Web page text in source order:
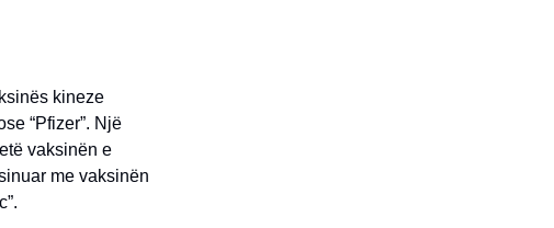
kineze
“Pfizer”. Një
vaksinën e
me vaksinën